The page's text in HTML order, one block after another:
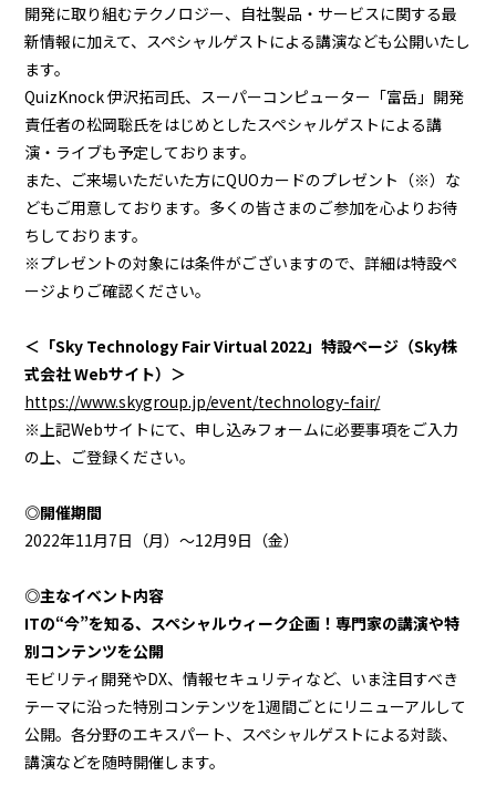
開発に取り組むテクノロジー、自社製品・サービスに関する最
新情報に加えて、スペシャルゲストによる講演なども公開いたし
ます。
QuizKnock 伊沢拓司氏、スーパーコンピューター「富岳」開発
責任者の松岡聡氏をはじめとしたスペシャルゲストによる講
演・ライブも予定しております。
また、ご来場いただいた方にQUOカードのプレゼント（※）な
どもご用意しております。多くの皆さまのご参加を心よりお待
ちしております。
※プレゼントの対象には条件がございますので、詳細は特設ペ
ージよりご確認ください。
＜「Sky Technology Fair Virtual 2022」特設ページ（Sky株
式会社 Webサイト）＞
https://www.skygroup.jp/event/technology-fair/
※上記Webサイトにて、申し込みフォームに必要事項をご入力
の上、ご登録ください。
◎開催期間
2022年11月7日（月）～12月9日（金）
◎主なイベント内容
ITの“今”を知る、スペシャルウィーク企画！専門家の講演や特
別コンテンツを公開
モビリティ開発やDX、情報セキュリティなど、いま注目すべき
テーマに沿った特別コンテンツを1週間ごとにリニューアルして
公開。各分野のエキスパート、スペシャルゲストによる対談、
講演などを随時開催します。